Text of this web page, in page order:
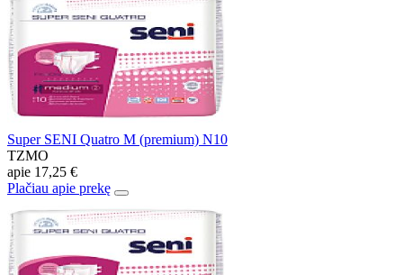
Super SENI Quatro M (premium) N10
TZMO
apie 17,25 €
Plačiau apie prekę